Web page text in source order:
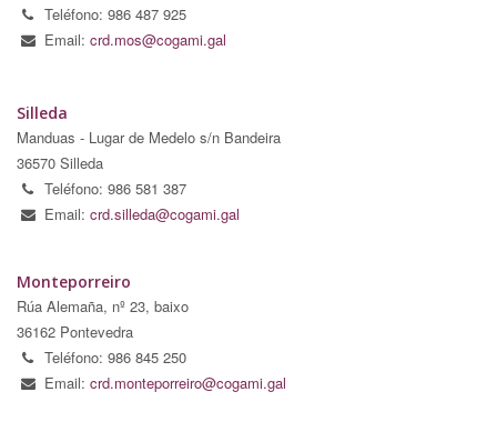
Teléfono: 986 487 925
Email: crd.mos@cogami.gal
Silleda
Manduas - Lugar de Medelo s/n Bandeira
36570 Silleda
Teléfono: 986 581 387
Email: crd.silleda@cogami.gal
Monteporreiro
Rúa Alemaña, nº 23, baixo
36162 Pontevedra
Teléfono: 986 845 250
Email: crd.monteporreiro@cogami.gal